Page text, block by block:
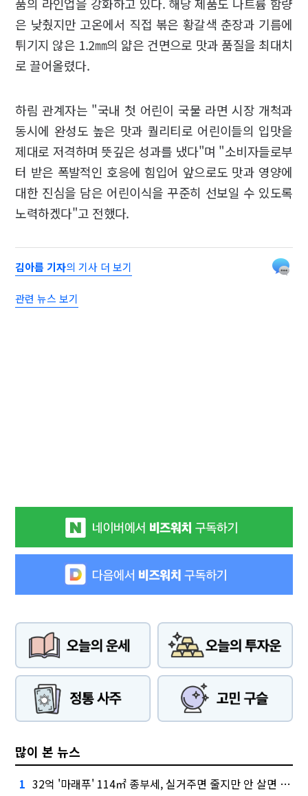
은 낮췄지만 고온에서 직접 볶은 황갈색 춘장과 기름에
튀기지 않은 1.2㎜의 얇은 건면으로 맛과 품질을 최대치
로 끌어올렸다.
하림 관계자는 "국내 첫 어린이 국물 라면 시장 개척과
동시에 완성도 높은 맛과 퀄리티로 어린이들의 입맛을
제대로 저격하며 뜻깊은 성과를 냈다"며 "소비자들로부
터 받은 폭발적인 호응에 힘입어 앞으로도 맛과 영양에
대한 진심을 담은 어린이식을 꾸준히 선보일 수 있도록
노력하겠다"고 전했다.
김아름 기자의 기사 더 보기
관련 뉴스 보기
많이 본 뉴스
1 32억 '마래푸' 114㎡ 종부세, 실거주면 줄지만 안 살면 2.5배